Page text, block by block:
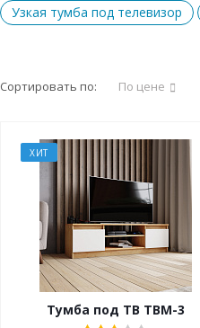
Узкая тумба под телевизор
Сортировать по: По цене
ХИТ
Тумба под ТВ ТВМ-3